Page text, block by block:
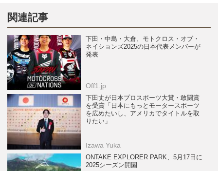
関連記事
下田・中島・大倉、モトクロス・オブ・
ネイションズ2025の日本代表メンバーが
発表
Off1.jp
下田丈が日本プロスポーツ大賞・敢闘賞
を受賞「日本にもっとモータースポーツ
を広めたいし、アメリカでタイトルを取
りたい」
Izawa Yuka
ONTAKE EXPLORER PARK、5月17日に
2025シーズン開園